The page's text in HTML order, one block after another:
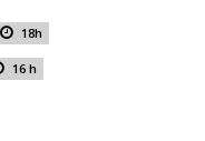
18h
16 h